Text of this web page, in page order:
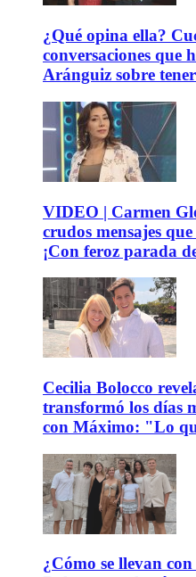
¿Qué opina ella?
conversaciones que
Aránguiz sobre
VIDEO | Carmen
crudos mensajes
¡Con feroz parada
Cecilia Bolocco
transformó los días
con Máximo: "Lo
¿Cómo se llevan